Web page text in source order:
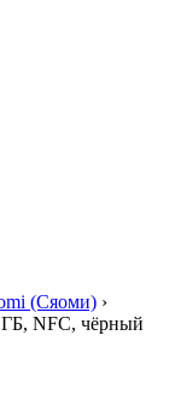
(Сяоми) ›
NFC, чёрный